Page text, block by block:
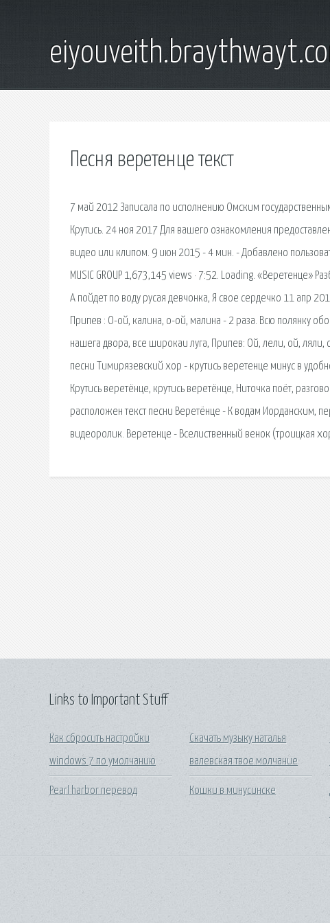
Песня веретенце текст
7 май 2012 Записала по исполнению Омским
Крутись. 24 ноя 2017 Для вашего ознакомления
видео или клипом. 9 июн 2015 - 4 мин. - Добавлено
MUSIC GROUP 1,673,145 views · 7:52. Loading. «Веретенце»
А пойдет по воду русая девчонка, Я свое сердечко 11 апр
Припев : О-ой, калина, о-ой, малина - 2 раза. Всю полянку
нашега двора, все широкаи луга, Припев: Ой, лели, ой,
песни Тимирязевский хор - крутись веретенце минус в
Крутись веретёнце, крутись веретёнце, Ниточка поёт,
расположен текст песни Веретёнце - К водам Иорданским,
видеоролик. Веретенце - Вселиственный венок (троицкая
Links to Important Stuff
Как сбросить настройки
windows 7 по умолчанию
Pearl harbor перевод
Скачать музыку наталья
валевская твое молчание
Кошки в минусинске